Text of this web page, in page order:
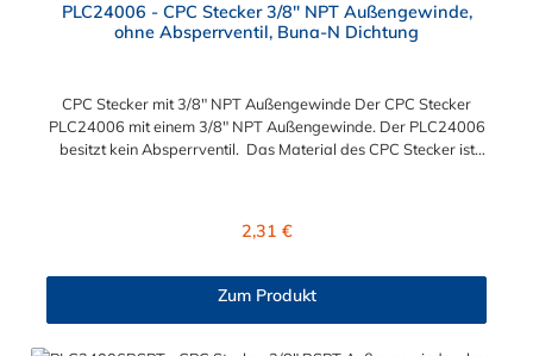
PLC24006 - CPC Stecker 3/8" NPT Außengewinde,
ohne Absperrventil, Buna-N Dichtung
CPC Stecker mit 3/8" NPT Außengewinde Der CPC Stecker
PLC24006 mit einem 3/8" NPT Außengewinde. Der PLC24006
besitzt kein Absperrventil. Das Material des CPC Stecker ist
und LC- kombinieren. Die CPC-Serie bietet eine große Auswahl
anspruchsvollsten Anwendungen für Industrie, Biopharmazie,
Medizin und Verpackungsindustrie zu erfüllen. Die Colder
Products Company Serie ist ein leistungsstarkes,
Regulärer Preis:
2,31 €
Zum Produkt